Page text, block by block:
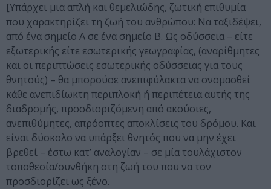
[Υπάρχει μια απλή και θεμελιώδης, ζωτική επιθυμία
που χαρακτηρίζει τη ζωή του ανθρώπου: Να ταξιδέψει,
από ένα σημείο Α σε ένα σημείο Β. Ως οδύσσεια – είτε
εξωτερικής είτε εσωτερικής γεωγραφίας, (αναρίθμητες
και οι περιπτώσεις εσωτερικής οδύσσειας για τους
θνητούς) – θα μπορούσε ανεπιφύλακτα να ονομασθεί
κάθε ανεπιδίωκτη περιπλοκή ή περιπέτεια αυτής της
διαδρομής, προσδιοριζόμενη από ακούσιες,
ανεπιθύμητες, απρόοπτες αποκλίσεις του δρόμου. Και
είναι δύσκολο να υπάρξει θνητός που να μην έχει
βρεθεί – έστω κατ’ αναλογίαν – σε μία τουλάχιστον
τοποθεσία/συνθήκη στη ζωή του που να τον
προσδιορίζει ως ξένο.